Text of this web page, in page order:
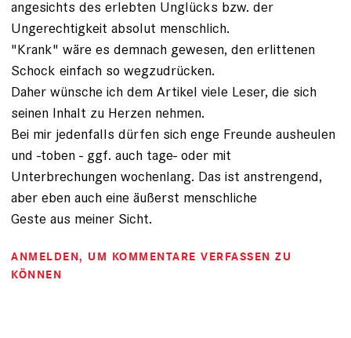
angesichts des erlebten Unglücks bzw. der
Ungerechtigkeit absolut menschlich.
"Krank" wäre es demnach gewesen, den erlittenen
Schock einfach so wegzudrücken.
Daher wünsche ich dem Artikel viele Leser, die sich
seinen Inhalt zu Herzen nehmen.
Bei mir jedenfalls dürfen sich enge Freunde ausheulen
und -toben - ggf. auch tage- oder mit
Unterbrechungen wochenlang. Das ist anstrengend,
aber eben auch eine äußerst menschliche
Geste aus meiner Sicht.
ANMELDEN, UM KOMMENTARE VERFASSEN ZU
KÖNNEN